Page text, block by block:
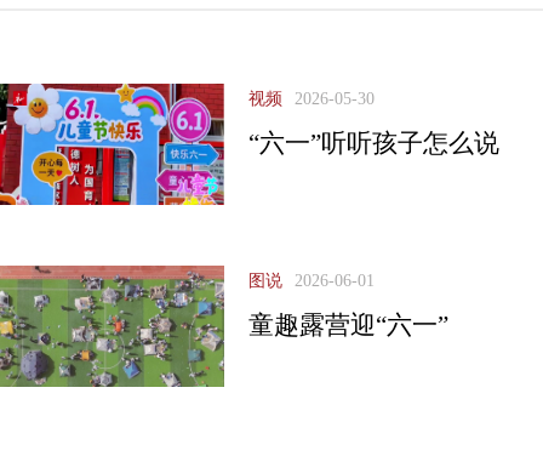
视频 2026-05-30
“六一”听听孩子怎么说
图说 2026-06-01
童趣露营迎“六一”